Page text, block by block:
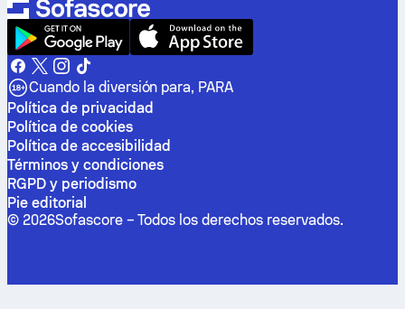
Cuando la diversión para, PARA
Política de privacidad
Política de cookies
Política de accesibilidad
Términos y condiciones
RGPD y periodismo
Pie editorial
© 2026Sofascore – Todos los derechos reservados.